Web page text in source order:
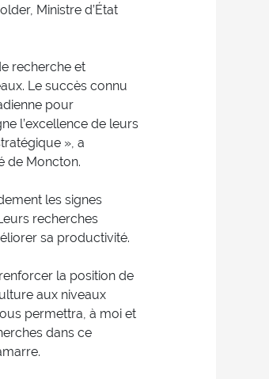
Ministre d’État
recherche et
Le succès connu
pour
l’excellence de leurs
», a
de Moncton.
les signes
recherches
sa productivité.
la position de
aux niveaux
permettra, à moi et
dans ce